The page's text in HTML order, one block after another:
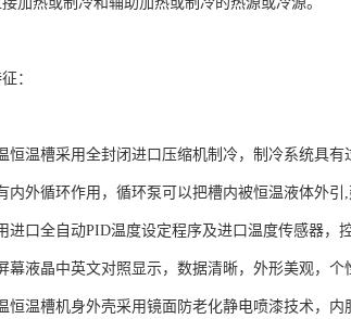
：
恒温槽采用全封闭进口压缩机制冷，制冷系统具
内外循环作用，循环泵可以把槽内被恒温液体外引
进口全自动PID温度设定程序及进口温度传感器，
幕液晶中英文对照显示，数据清晰，外形美观，个
恒温槽机身外壳采用镜面防老化静电喷漆技术，内